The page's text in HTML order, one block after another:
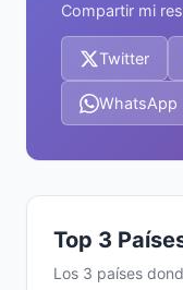
Compartir mi
Twitter
WhatsApp
Top 3
Los 3 países